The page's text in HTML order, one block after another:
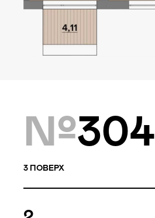
GOLOSEEV
HILLS
Статус
Проєктування
№304
3 ПОВЕРХ